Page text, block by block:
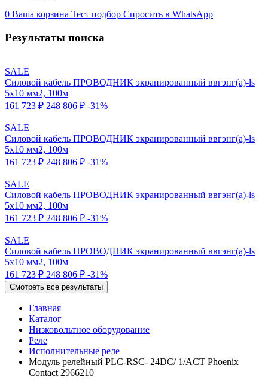
0 Ваша корзина Тест подбор Спросить в WhatsApp
Результаты поиска
SALE
Силовой кабель ПРОВОДНИК экранированный ввгэнг(a)-ls
5x10 мм2, 100м
161 723 ₽ 248 806 ₽ -31%
SALE
Силовой кабель ПРОВОДНИК экранированный ввгэнг(a)-ls
5x10 мм2, 100м
161 723 ₽ 248 806 ₽ -31%
SALE
Силовой кабель ПРОВОДНИК экранированный ввгэнг(a)-ls
5x10 мм2, 100м
161 723 ₽ 248 806 ₽ -31%
SALE
Силовой кабель ПРОВОДНИК экранированный ввгэнг(a)-ls
5x10 мм2, 100м
161 723 ₽ 248 806 ₽ -31%
Смотреть все результаты
Главная
Каталог
Низковольтное оборудование
Реле
Исполнительные реле
Модуль релейный PLC-RSC- 24DC/ 1/ACT Phoenix
Contact 2966210